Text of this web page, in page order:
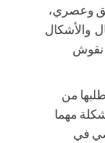
وعصري،
والأشكال
نقوش
من
مهما
في